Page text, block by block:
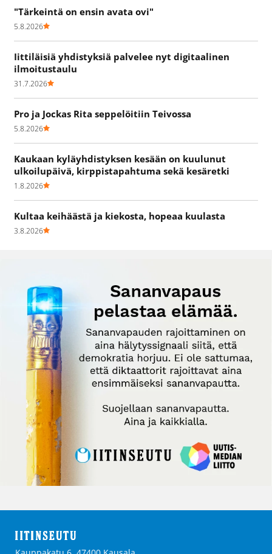
"Tärkeintä on ensin avata ovi"
5.8.2026
Iittiläisiä yhdistyksiä palvelee nyt digitaalinen
ilmoitustaulu
31.7.2026
Pro ja Jockas Rita seppelöitiin Teivossa
5.8.2026
Kaukaan kyläyhdistyksen kesään on kuulunut
ulkoilupäivä, kirppistapahtuma sekä kesäretki
1.8.2026
Kultaa keihäästä ja kiekosta, hopeaa kuulasta
3.8.2026